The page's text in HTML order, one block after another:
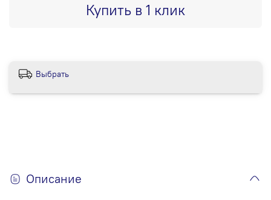
Купить в 1 клик
Выбрать
Описание